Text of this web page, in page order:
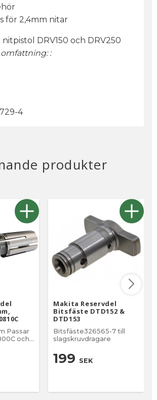
för 2,4mm nitar
nitpistol DRV150 och DRV250
omfattning: :
4
produkter
Passar
och
Makita Reservdel
Bitsfäste DTD152 &
DTD153
Bitsfäste326565-7 till
slagskruvdragare
199 SEK